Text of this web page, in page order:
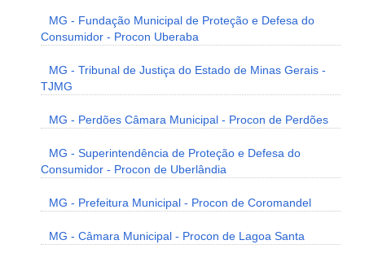
MG - Fundação Municipal de Proteção e Defesa do
Consumidor - Procon Uberaba
MG - Tribunal de Justiça do Estado de Minas Gerais -
TJMG
MG - Perdões Câmara Municipal - Procon de Perdões
MG - Superintendência de Proteção e Defesa do
Consumidor - Procon de Uberlândia
MG - Prefeitura Municipal - Procon de Coromandel
MG - Câmara Municipal - Procon de Lagoa Santa